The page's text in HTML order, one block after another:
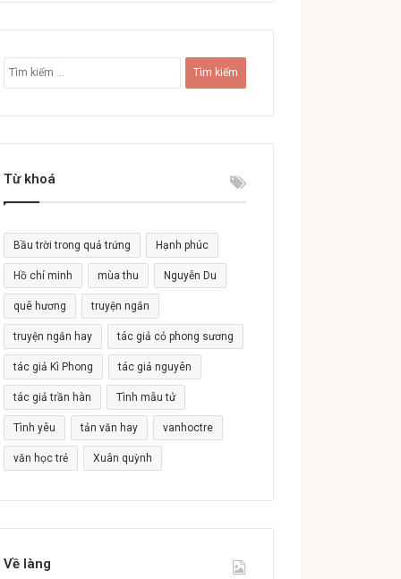
ì
i
c
o
:
Từ khoá
Bầu trời trong quả trứng Hạnh phúc
Hồ chí minh mùa thu Nguyễn Du
quê hương truyện ngắn
truyện ngắn hay tác giả cỏ phong sương
tác giả Kì Phong tác giả nguyên
tác giả trần hàn Tình mẫu tử
Tình yêu tản văn hay vanhoctre
văn học trẻ Xuân quỳnh
Về làng